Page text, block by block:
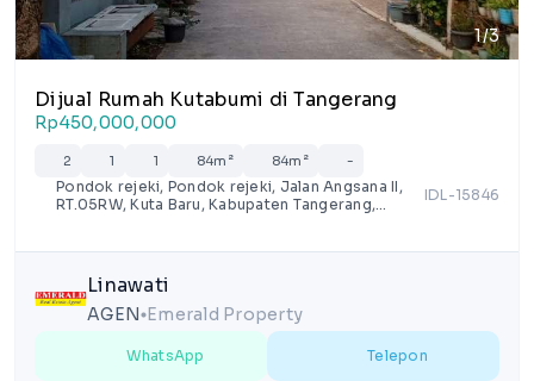
1/3
Dijual Rumah Kutabumi di Tangerang
Rp450,000,000
2 1 1 84m² 84m² -
Pondok rejeki, Pondok rejeki, Jalan Angsana II,
RT.05RW, Kuta Baru, Kabupaten Tangerang,
IDL-15846
Linawati
AGEN lens Emerald Property
WhatsApp Telepon